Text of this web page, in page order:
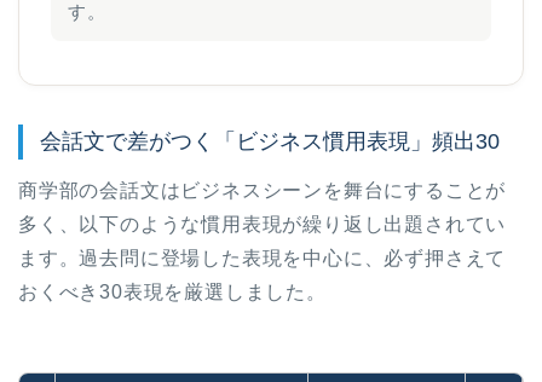
す。
会話文で差がつく「ビジネス慣用表現」頻出30
商学部の会話文はビジネスシーンを舞台にすることが
多く、以下のような慣用表現が繰り返し出題されてい
ます。過去問に登場した表現を中心に、必ず押さえて
おくべき30表現を厳選しました。